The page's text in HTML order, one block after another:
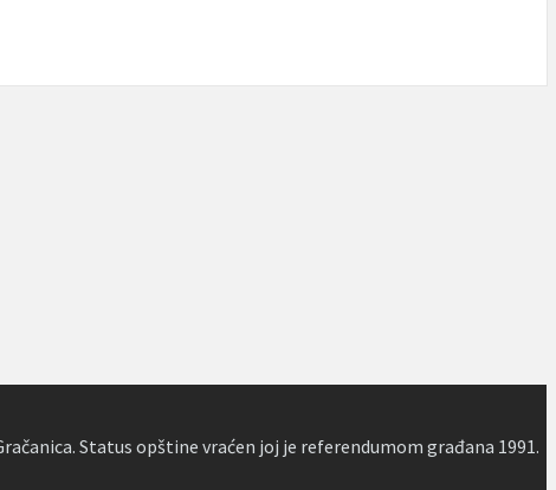
Status opštine vraćen joj je referendumom građana 1991.